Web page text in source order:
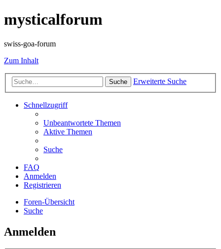
mysticalforum
swiss-goa-forum
Zum Inhalt
Suche Erweiterte Suche
Schnellzugriff
Unbeantwortete Themen
Aktive Themen
Suche
FAQ
Anmelden
Registrieren
Foren-Übersicht
Suche
Anmelden